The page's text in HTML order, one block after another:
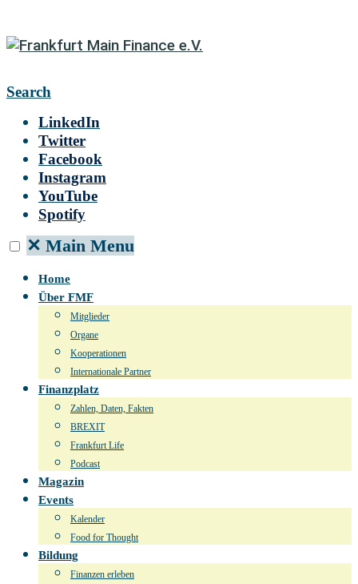
Search
LinkedIn
Twitter
Facebook
Instagram
YouTube
Spotify
✕ Main Menu
Home
Über FMF
Mitglieder
Organe
Kooperationen
Internationale Partner
Finanzplatz
Zahlen, Daten, Fakten
BREXIT
Frankfurt Life
Podcast
Magazin
Events
Kalender
Food for Thought
Bildung
Finanzen erleben